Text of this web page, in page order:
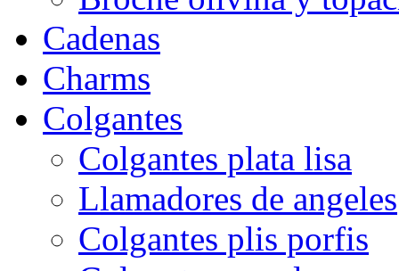
Cadenas
Charms
Colgantes
Colgantes plata lisa
Llamadores de angeles
Colgantes plis porfis